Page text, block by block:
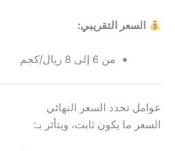
السعر التقريبي:
من 6 إلى 8 ريال/كجم
عوامل تحدد السعر النهائي
السعر ما يكون ثابت، ويتأثر بـ: